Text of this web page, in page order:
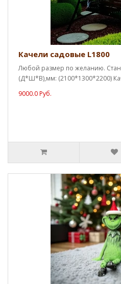
Качели садовые L1800
Любой размер по желанию.
(Д*Ш*В),мм: (2100*1300*2200)
9000.0 Руб.